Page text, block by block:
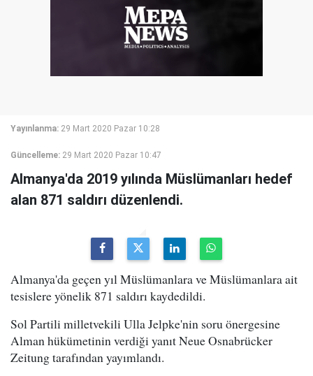
Yayınlanma: 29 Mart 2020 Pazar 10:28
Güncelleme: 29 Mart 2020 Pazar 10:47
Almanya'da 2019 yılında Müslümanları hedef
alan 871 saldırı düzenlendi.
Almanya'da geçen yıl Müslümanlara ve Müslümanlara ait
tesislere yönelik 871 saldırı kaydedildi.
Sol Partili milletvekili Ulla Jelpke'nin soru önergesine
Alman hükümetinin verdiği yanıt Neue Osnabrücker
Zeitung tarafından yayımlandı.